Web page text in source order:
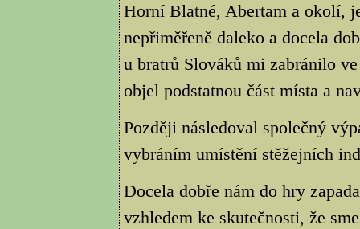
Horní Blatné, Abertam a okolí,
nepřiměřeně daleko a docela
u bratrů Slováků mi zabránilo
objel podstatnou část místa a
Později následoval společný
vybráním umístění stěžejních
Docela dobře nám do hry
vzhledem ke skutečnosti, že